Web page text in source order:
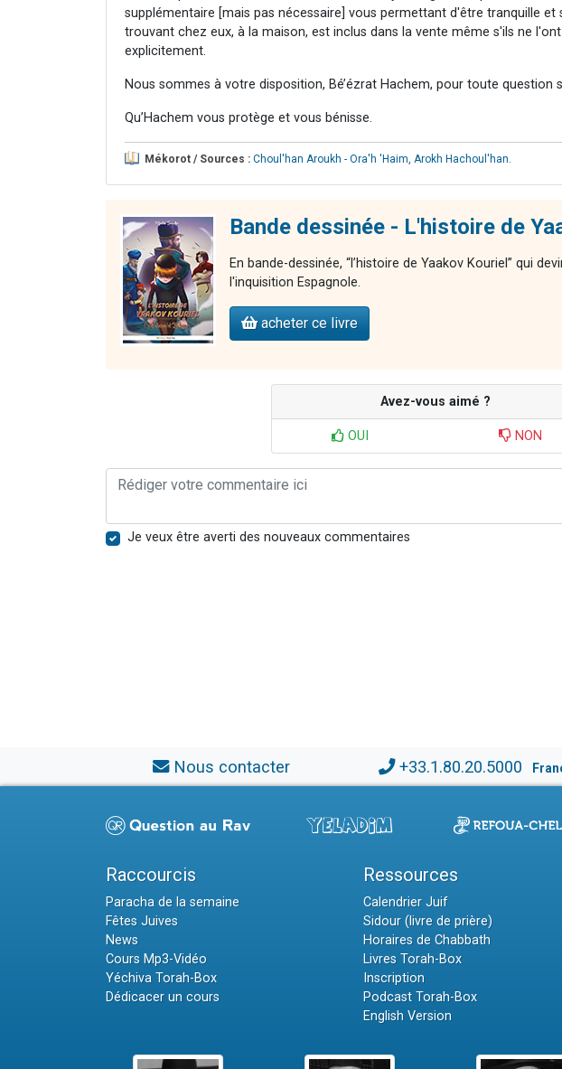
supplémentaire [mais pas nécessaire] vous permettant d'être tranquille et
trouvant chez eux, à la maison, est inclus dans la vente même s'ils ne
explicitement.
Nous sommes à votre disposition, Bé’ézrat Hachem, pour toute question
Qu’Hachem vous protège et vous bénisse.
Mékorot / Sources : Choul'han Aroukh - Ora'h 'Haim Arokh Hachoul'han
Bande dessinée - L'histoire de
En bande-dessinée, “l’histoire de Yaakov Kouriel” qui
l'inquisition Espagnole.
acheter ce livre
Avez-vous aimé ?
OUI NON
Je veux être averti des nouveaux commentaires
Nous contacter +33.1.80.20.5000
Raccourcis
Paracha de la semaine
Fêtes Juives
News
Cours Mp3-Vidéo
Yéchiva Torah-Box
Dédicacer un cours
Ressources
Calendrier Juif
Sidour (livre de prière)
Horaires de Chabbath
Livres Torah-Box
Inscription
Podcast Torah-Box
English Version